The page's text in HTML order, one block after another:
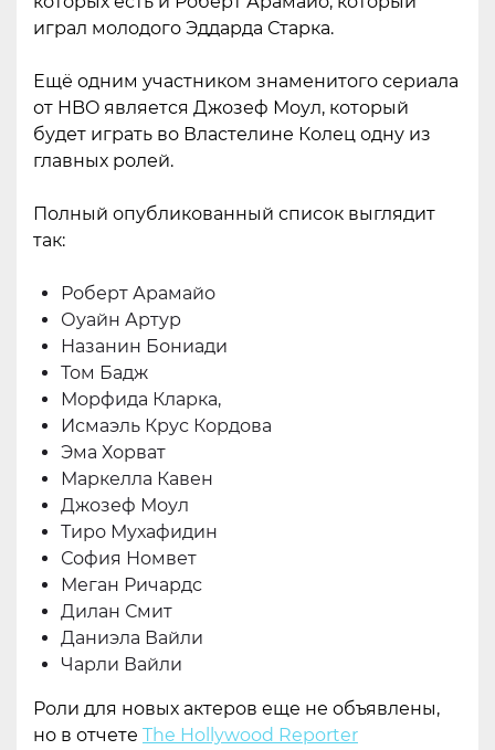
играл молодого Эддарда Старка.
Ещё одним участником знаменитого сериала
от HBO является Джозеф Моул, который
будет играть во Властелине Колец одну из
главных ролей.
Полный опубликованный список выглядит
так:
Роберт Арамайо
Оуайн Артур
Назанин Бониади
Том Бадж
Морфида Кларка,
Исмаэль Крус Кордова
Эма Хорват
Маркелла Кавен
Джозеф Моул
Тиро Мухафидин
София Номвет
Меган Ричардс
Дилан Смит
Даниэла Вайли
Чарли Вайли
Роли для новых актеров еще не объявлены,
но в отчете The Hollywood Reporter